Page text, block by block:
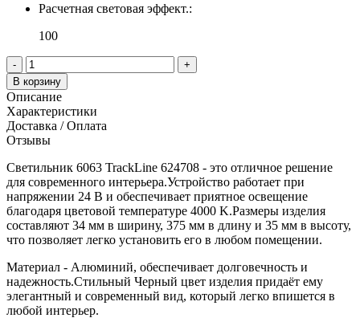
Расчетная световая эффект.:
100
-
+
В корзину
Описание
Характеристики
Доставка / Оплата
Отзывы
Светильник 6063 TrackLine 624708 - это отличное решение
для современного интерьера.Устройство работает при
напряжении 24 В и обеспечивает приятное освещение
благодаря цветовой температуре 4000 K.Размеры изделия
составляют 34 мм в ширину, 375 мм в длину и 35 мм в высоту,
что позволяет легко установить его в любом помещении.
Материал - Алюминий, обеспечивает долговечность и
надежность.Стильный Черный цвет изделия придаёт ему
элегантный и современный вид, который легко впишется в
любой интерьер.